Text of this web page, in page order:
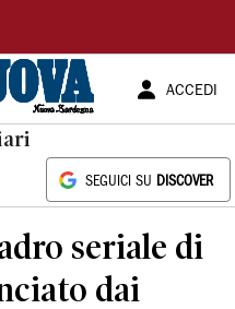
ACCEDI
SEGUICI SU DISCOVER
seriale di
dai